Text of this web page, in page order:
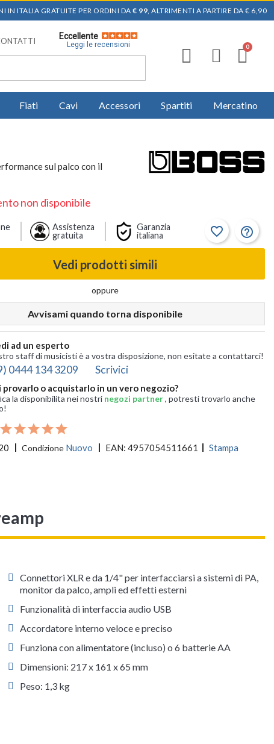
IN ITALIA GRATUITE PER ORDINI DA € 99, ALTRIMENTI A PARTIRE DA € 6,90
Eccellente
Leggi le recensioni
Fiati Cavi Accessori Spartiti Mercatino
sul palco con il
non disponibile
Assistenza
gratuita
Garanzia
italiana
favorite_border help_outline
Vedi prodotti simili
oppure
Avvisami quando torna disponibile
ad un esperto
staff di musicisti è a vostra disposizione, non esitate a contattarci!
0444 134 3209 Scrivici
provarlo o acquistarlo in un vero negozio?
la disponibilita nei nostri negozi partner, potresti trovarlo anche
Condizione Nuovo EAN: 4957054511661 Stampa
Connettori XLR e da 1/4" per interfacciarsi a sistemi di PA,
monitor da palco, ampli ed effetti esterni
Funzionalità di interfaccia audio USB
Accordatore interno veloce e preciso
Funziona con alimentatore (incluso) o 6 batterie AA
Dimensioni: 217 x 161 x 65 mm
Peso: 1,3 kg